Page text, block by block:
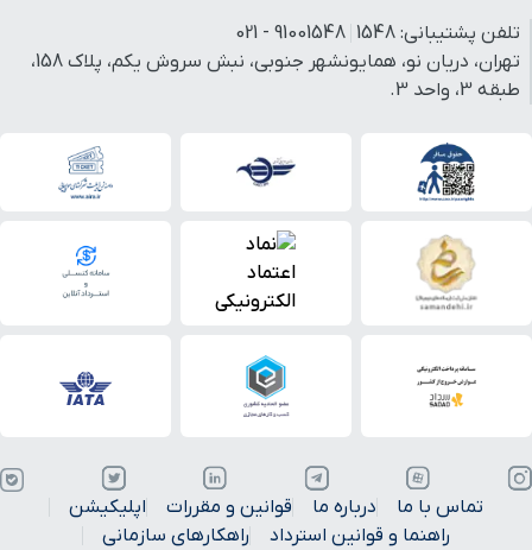
تلفن پشتیبانی: 1548
91001548 - 021
تهران، دریان نو، همایونشهر جنوبی، نبش سروش یکم، پلاک 158،
طبقه 3، واحد 3.
تماس با ما درباره ما قوانین و مقررات
اپلیکیشن
راهنما و قوانین استرداد
راهکارهای سازمانی